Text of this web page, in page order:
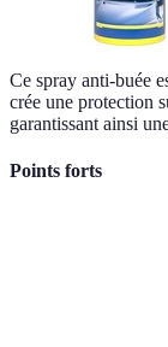
Ce spray anti-buée
crée une protection
garantissant ainsi
Points forts